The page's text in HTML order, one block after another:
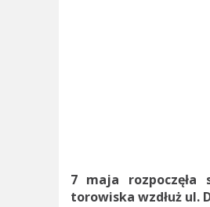
7 maja
torowiska wzdłuż ul.